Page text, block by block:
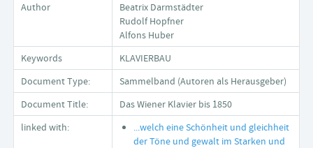
Author
Beatrix Darmstädter
Rudolf Hopfner
Alfons Huber
Keywords
KLAVIERBAU
Document Type:
Sammelband (Autoren als Herausgeber)
Document Title:
Das Wiener Klavier bis 1850
linked with:
...welch eine Schönheit und gleichheit
der Töne und gewalt im Starken und